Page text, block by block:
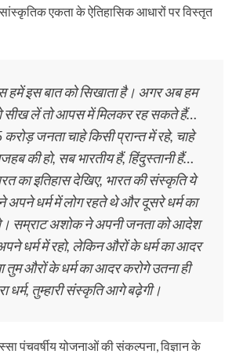
एकता के ऐतिहासिक आधारों पर विस्तृत
हमें इस बात को सिखाता है। अगर अब हम
सीख लें तो आपस में मिलकर रह सकते हैं…
करोड़ जनता चाहे किसी प्रान्त में रहे, चाहे
की हो, सब भारतीय हैं, हिंदुस्तानी हैं…
का इतिहास देखिए, भारत की संस्कृति ये
अपने धर्म में लोग रहते थे और दूसरे धर्म का
सम्राट अशोक ने अपनी जनता को आदेश
धर्म में रहो, लेकिन औरों के धर्म का आदर
तुम औरों के धर्म का आदर करोगे उतना ही
धर्म, तुम्हारी संस्कृति आगे बढ़ेगी।
पंचवर्षीय योजनाओं की संकल्पना, विज्ञान के